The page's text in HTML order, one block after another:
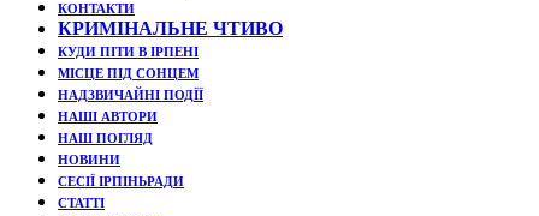
КОНТАКТИ
КРИМІНАЛЬНЕ ЧТИВО
КУДИ ПІТИ В ІРПЕНІ
МІСЦЕ ПІД СОНЦЕМ
НАДЗВИЧАЙНІ ПОДЇЇ
НАШІ АВТОРИ
НАШ ПОГЛЯД
НОВИНИ
СЕСІЇ ІРПІНЬРАДИ
СТАТТІ